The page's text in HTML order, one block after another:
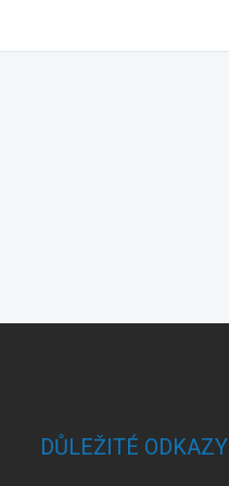
DŮLEŽITÉ ODKAZY